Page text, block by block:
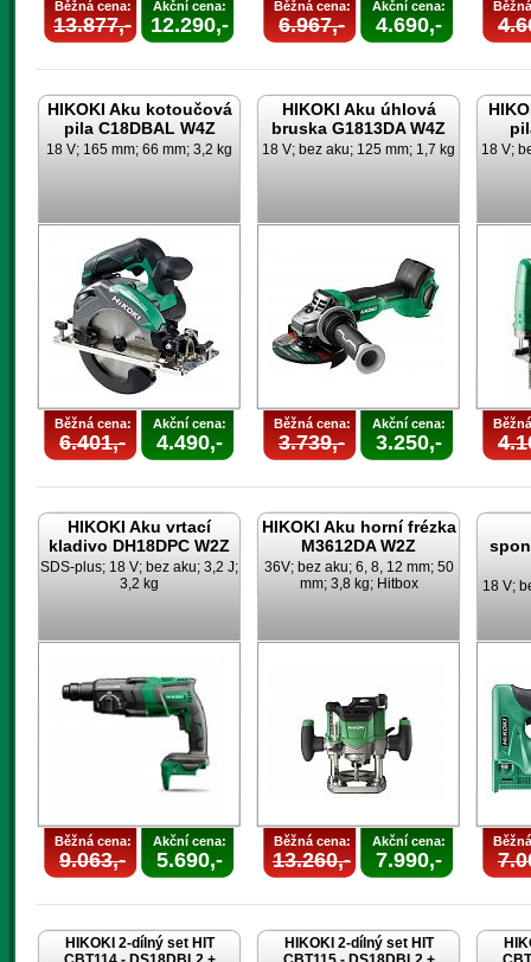
Běžná cena:
13.877,-
Akční cena:
12.290,-
Běžná cena:
6.967,-
Akční cena:
4.690,-
HIKOKI Aku kotoučová
pila C18DBAL W4Z
18 V; 165 mm; 66 mm; 3,2 kg
Běžná cena:
6.401,-
Akční cena:
4.490,-
HIKOKI Aku úhlová
bruska G1813DA W4Z
18 V; bez aku; 125 mm; 1,7 kg
Běžná cena:
3.739,-
Akční cena:
3.250,-
18 V;
HIKOKI Aku vrtací
kladivo DH18DPC W2Z
SDS-plus; 18 V; bez aku; 3,2 J;
3,2 kg
Běžná cena:
9.063,-
Akční cena:
5.690,-
HIKOKI Aku horní frézka
M3612DA W2Z
36V; bez aku; 6, 8, 12 mm; 50
mm; 3,8 kg; Hitbox
Běžná cena:
13.260,-
Akční cena:
7.990,-
18 V;
HIKOKI 2-dílný set HIT
HIKOKI 2-dílný set HIT